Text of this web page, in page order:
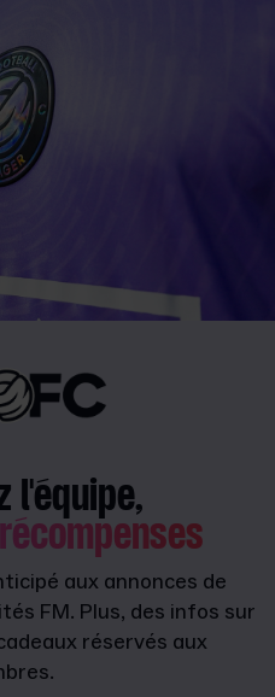
l'équipe,
aux annonces de
FM. Plus, des infos sur
réservés aux